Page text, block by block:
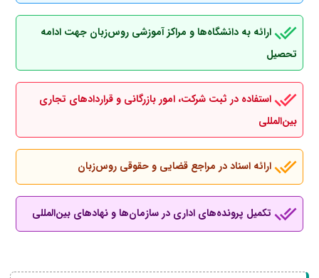
ارائه به دانشگاه‌ها و مراکز آموزشی روس‌زبان جهت ادامه
تحصیل
استفاده در ثبت شرکت، امور بازرگانی و قراردادهای تجاری
بین‌المللی
ارائه اسناد در مراجع قضایی و حقوقی روس‌زبان
تکمیل پرونده‌های اداری در سازمان‌ها و نهادهای بین‌المللی